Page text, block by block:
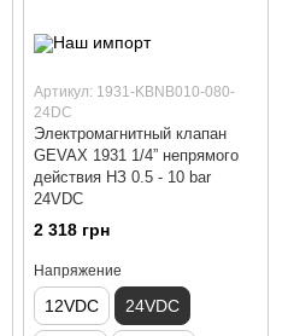
Артикул: 1931-KBNB010-080-
24DC
Электромагнитный клапан
GEVAX 1931 1/4” непрямого
действия НЗ 0.5 - 10 bar
24VDC
2 318 грн
Напряжение
12VDC 24VDC